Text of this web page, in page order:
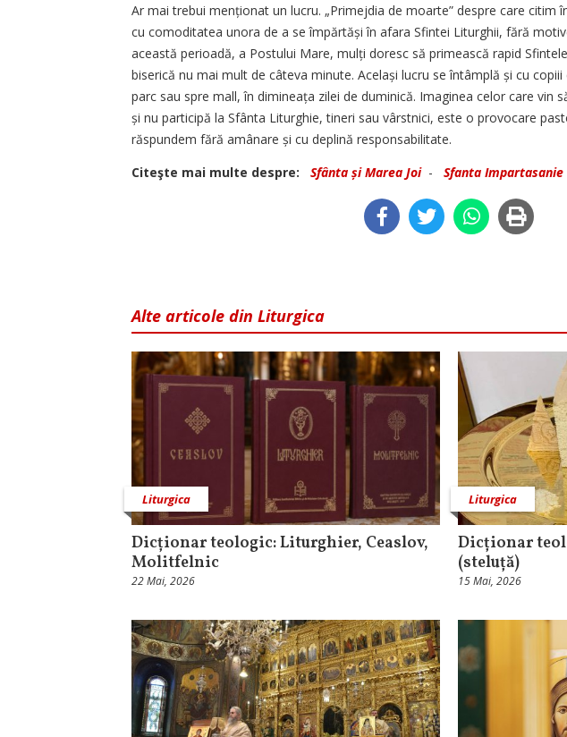
Ar mai trebui menționat un lucru. „Primejdia de moarte” despre care citim
cu comoditatea unora de a se împărtăși în afara Sfintei Liturghii, fără
această perioadă, a Postului Mare, mulți doresc să primească rapid
biserică nu mai mult de câteva minute. Același lucru se întâmplă și cu
parc sau spre mall, în dimineața zilei de duminică. Imaginea celor care vin
și nu participă la Sfânta Liturghie, tineri sau vârstnici, este o provocare
răspundem fără amânare și cu deplină responsabilitate.
Citeşte mai multe despre:
Sfânta și Marea Joi- Sfanta Impartasanie
Alte articole din Liturgica
Liturgica
Dicționar teologic: Liturghier, Ceaslov,
Molitfelnic
22 Mai, 2026
Liturgica
Dicționar
(steluță)
15 Mai, 2026